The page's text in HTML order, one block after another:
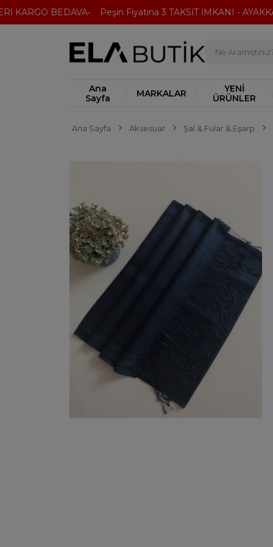
BEDAVA Peşin Fiyatına 3 TAKSİT İMKANI -
Ana
Sayfa
MARKALAR
YENİ
ÜRÜNLER
Ana Sayfa Aksesuar Şal & Fular & Eşarp